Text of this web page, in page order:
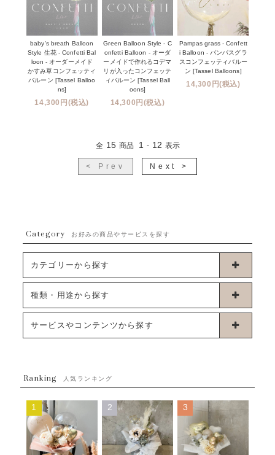
baby's breath Balloon
Style 生花 - Confetti Bal
loon - オーダーメイド
かすみ草コンフェッティ
バルーン [Tassel Balloo
ns]
14,300円(税込)
Green Balloon Style - C
onfetti Balloon - オーダ
ーメイドで作れるコデマ
リが入ったコンフェッテ
ィバルーン [Tassel Ball
oons]
14,300円(税込)
Pampas grass - Confett
i Balloon - パンパスグラ
スコンフェッティバルー
ン [Tassel Balloons]
14,300円(税込)
全 15 商品 1 - 12 表示
< Prev Next >
Category お好みの商品やサービスを探す
カテゴリーから探す
卓上タイプバルーン
ブーケタイプバルーン
ムーンリットバルーン
コンフェッティバルーン
フリンジバルーン
種類・用途から探す
お誕生日
開店・周年祝い
発表会・劇場
サービスやコンテンツから探す
発送について
Q&A
メッセージカード・電報について
オーダーメイドについて
Ranking 人気ランキング
1 2 3